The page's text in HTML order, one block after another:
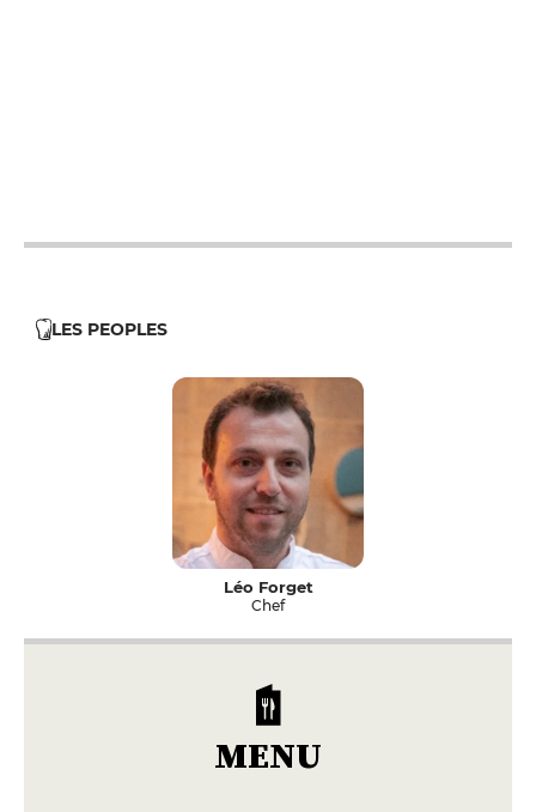
LES PEOPLES
Léo Forget
Chef
MENU